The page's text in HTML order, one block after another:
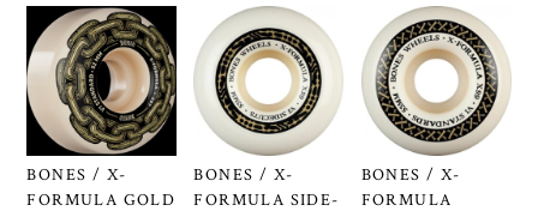
BONES / X-
FORMULA GOLD
BONES / X-
FORMULA SIDE-
BONES / X-
FORMULA